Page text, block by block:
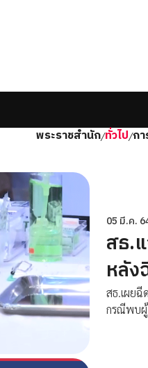
พระราชสำนัก/ทั่วไป/ก
05 มี.ค.
สธ.
หลัง
สธ.เผยฉี
กรณีพบผู้